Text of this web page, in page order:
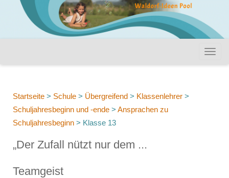
Startseite > Schule > Übergreifend > Klassenlehrer >
Schuljahresbeginn und -ende > Ansprachen zu
Schuljahresbeginn > Klasse 13
„Der Zufall nützt nur dem ...
Teamgeist